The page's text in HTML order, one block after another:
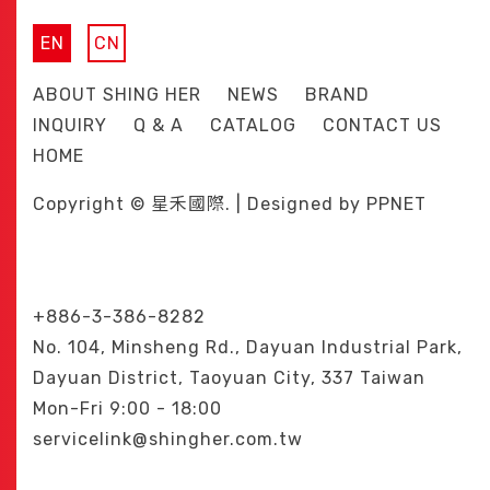
EN CN
ABOUT SHING HER NEWS
BRAND
INQUIRY
Q & A CATALOG
CONTACT US
HOME
Copyright © 星禾國際. | Designed by PPNET
+886-3-386-8282
No. 104, Minsheng Rd., Dayuan Industrial Park,
Dayuan District, Taoyuan City, 337 Taiwan
Mon-Fri 9:00 - 18:00
servicelink@shingher.com.tw